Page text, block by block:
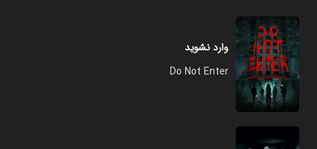
وارد نشوید
Do Not Enter